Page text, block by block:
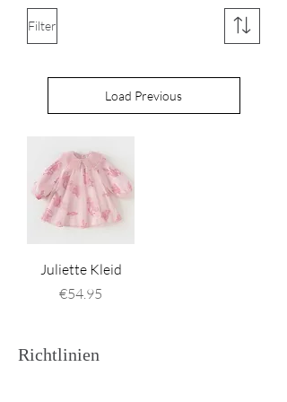
Filter
Load Previous
Juliette Kleid
Price
€54.95
Richtlinien